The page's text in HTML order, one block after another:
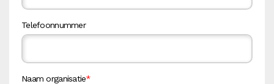
Telefoonnummer
Naam organisatie*